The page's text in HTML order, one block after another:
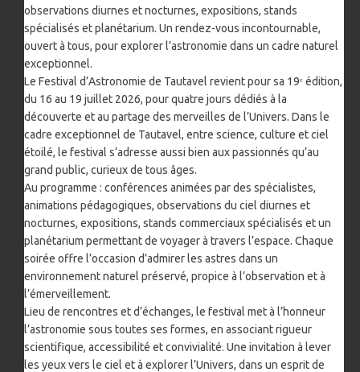
observations diurnes et nocturnes, expositions, stands
spécialisés et planétarium. Un rendez-vous incontournable,
ouvert à tous, pour explorer l’astronomie dans un cadre naturel
exceptionnel.
Le Festival d’Astronomie de Tautavel revient pour sa 19ᵉ édition,
du 16 au 19 juillet 2026, pour quatre jours dédiés à la
découverte et au partage des merveilles de l’Univers. Dans le
cadre exceptionnel de Tautavel, entre science, culture et ciel
étoilé, le festival s’adresse aussi bien aux passionnés qu’au
grand public, curieux de tous âges.
Au programme : conférences animées par des spécialistes,
animations pédagogiques, observations du ciel diurnes et
nocturnes, expositions, stands commerciaux spécialisés et un
planétarium permettant de voyager à travers l’espace. Chaque
soirée offre l’occasion d’admirer les astres dans un
environnement naturel préservé, propice à l’observation et à
l’émerveillement.
Lieu de rencontres et d’échanges, le festival met à l’honneur
l’astronomie sous toutes ses formes, en associant rigueur
scientifique, accessibilité et convivialité. Une invitation à lever
les yeux vers le ciel et à explorer l’Univers, dans un esprit de